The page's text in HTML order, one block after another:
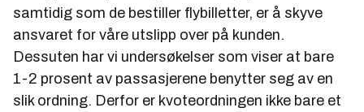
samtidig som de bestiller flybilletter, er å skyve
ansvaret for våre utslipp over på kunden.
Dessuten har vi undersøkelser som viser at bare
1-2 prosent av passasjerene benytter seg av en
slik ordning. Derfor er kvoteordningen ikke bare et